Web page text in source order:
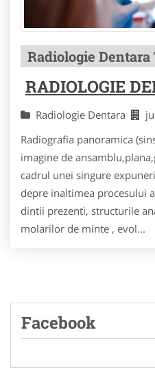
Radiologie Dentara
RADIOLOGIE
Radiologie Dentara
Radiografia panoramica
imagine de
cadrul unei singure
depre inaltimea procesului
dintii prezenti, structurile
molarilor de minte , evol...
Facebook